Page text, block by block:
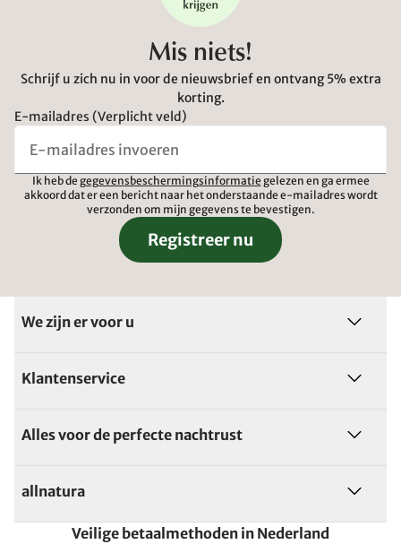
Mis niets!
Schrijf u zich nu in voor de nieuwsbrief en ontvang 5% extra
korting.
E-mailadres (Verplicht veld)
Ik heb de gegevensbeschermingsinformatie gelezen en ga ermee
akkoord dat er een bericht naar het onderstaande e-mailadres wordt
verzonden om mijn gegevens te bevestigen.
Registreer nu
We zijn er voor u
Klantenservice
Alles voor de perfecte nachtrust
allnatura
Veilige betaalmethoden in Nederland